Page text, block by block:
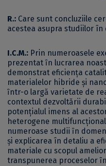
R.: Care sunt concluziile
acestea asupra studiilor în
I.C.M.: Prin numeroasele
prezentat ȋn lucrarea
demonstrat eficienţa
materialelor hibride şi
ȋntr-o largă varietate de
contextul dezvoltării
potenţialul imens al
heterogene
numeroase studii ȋn
şi explicarea în detaliu a
materiale cu scopul
transpunerea proceselor